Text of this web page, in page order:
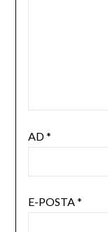
AD*
E-POSTA*